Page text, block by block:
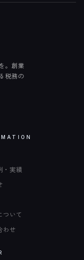
。創業
税務の
・実績
ついて
わせ